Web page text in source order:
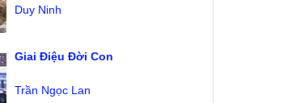
Duy Ninh
Giai Điệu Đời Con
Trần Ngọc Lan